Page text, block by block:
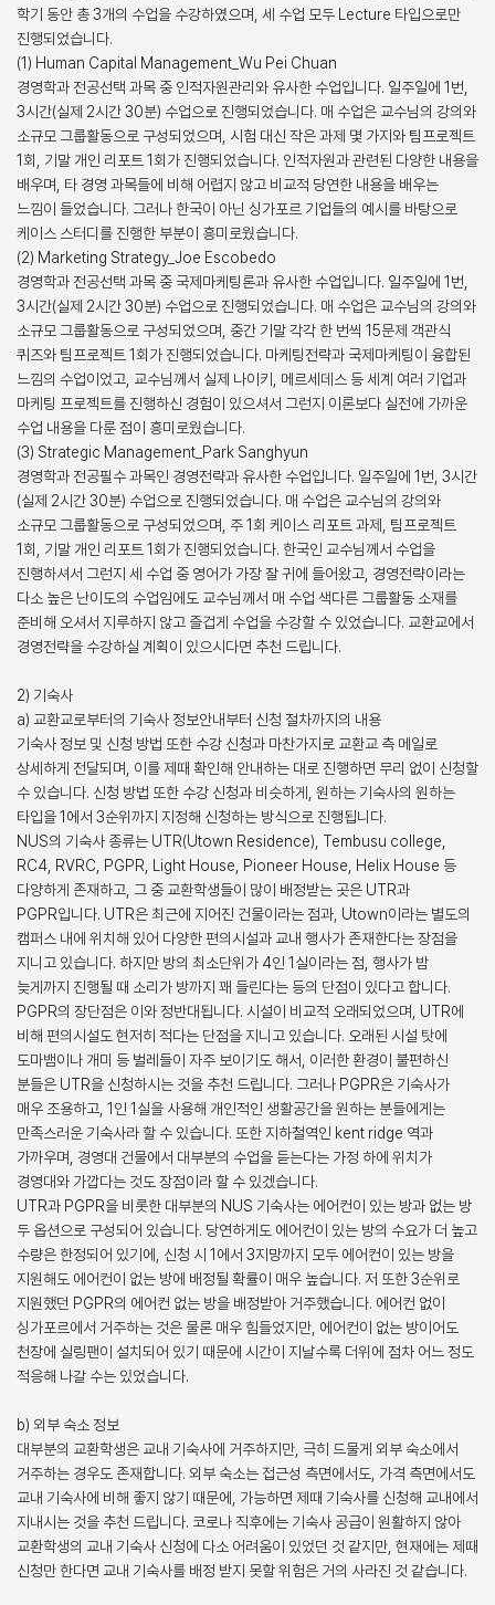
학기 동안 총 3개의 수업을 수강하였으며, 세 수업 모두 Lecture 타입으로만
진행되었습니다.
(1) Human Capital Management_Wu Pei Chuan
경영학과 전공선택 과목 중 인적자원관리와 유사한 수업입니다. 일주일에 1번,
3시간(실제 2시간 30분) 수업으로 진행되었습니다. 매 수업은 교수님의 강의와
소규모 그룹활동으로 구성되었으며, 시험 대신 작은 과제 몇 가지와 팀프로젝트
1회, 기말 개인 리포트 1회가 진행되었습니다. 인적자원과 관련된 다양한 내용을
배우며, 타 경영 과목들에 비해 어렵지 않고 비교적 당연한 내용을 배우는
느낌이 들었습니다. 그러나 한국이 아닌 싱가포르 기업들의 예시를 바탕으로
케이스 스터디를 진행한 부분이 흥미로웠습니다.
(2) Marketing Strategy_Joe Escobedo
경영학과 전공선택 과목 중 국제마케팅론과 유사한 수업입니다. 일주일에 1번,
3시간(실제 2시간 30분) 수업으로 진행되었습니다. 매 수업은 교수님의 강의와
소규모 그룹활동으로 구성되었으며, 중간 기말 각각 한 번씩 15문제 객관식
퀴즈와 팀프로젝트 1회가 진행되었습니다. 마케팅전략과 국제마케팅이 융합된
느낌의 수업이었고, 교수님께서 실제 나이키, 메르세데스 등 세계 여러 기업과
마케팅 프로젝트를 진행하신 경험이 있으셔서 그런지 이론보다 실전에 가까운
수업 내용을 다룬 점이 흥미로웠습니다.
(3) Strategic Management_Park Sanghyun
경영학과 전공필수 과목인 경영전략과 유사한 수업입니다. 일주일에 1번, 3시간
(실제 2시간 30분) 수업으로 진행되었습니다. 매 수업은 교수님의 강의와
소규모 그룹활동으로 구성되었으며, 주 1회 케이스 리포트 과제, 팀프로젝트
1회, 기말 개인 리포트 1회가 진행되었습니다. 한국인 교수님께서 수업을
진행하셔서 그런지 세 수업 중 영어가 가장 잘 귀에 들어왔고, 경영전략이라는
다소 높은 난이도의 수업임에도 교수님께서 매 수업 색다른 그룹활동 소재를
준비해 오셔서 지루하지 않고 즐겁게 수업을 수강할 수 있었습니다. 교환교에서
경영전략을 수강하실 계획이 있으시다면 추천 드립니다.
2) 기숙사
a) 교환교로부터의 기숙사 정보안내부터 신청 절차까지의 내용
기숙사 정보 및 신청 방법 또한 수강 신청과 마찬가지로 교환교 측 메일로
상세하게 전달되며, 이를 제때 확인해 안내하는 대로 진행하면 무리 없이 신청할
수 있습니다. 신청 방법 또한 수강 신청과 비슷하게, 원하는 기숙사의 원하는
타입을 1에서 3순위까지 지정해 신청하는 방식으로 진행됩니다.
NUS의 기숙사 종류는 UTR(Utown Residence), Tembusu college,
RC4, RVRC, PGPR, Light House, Pioneer House, Helix House 등
다양하게 존재하고, 그 중 교환학생들이 많이 배정받는 곳은 UTR과
PGPR입니다. UTR은 최근에 지어진 건물이라는 점과, Utown이라는 별도의
캠퍼스 내에 위치해 있어 다양한 편의시설과 교내 행사가 존재한다는 장점을
지니고 있습니다. 하지만 방의 최소단위가 4인 1실이라는 점, 행사가 밤
늦게까지 진행될 때 소리가 방까지 꽤 들린다는 등의 단점이 있다고 합니다.
PGPR의 장단점은 이와 정반대됩니다. 시설이 비교적 오래되었으며, UTR에
비해 편의시설도 현저히 적다는 단점을 지니고 있습니다. 오래된 시설 탓에
도마뱀이나 개미 등 벌레들이 자주 보이기도 해서, 이러한 환경이 불편하신
분들은 UTR을 신청하시는 것을 추천 드립니다. 그러나 PGPR은 기숙사가
매우 조용하고, 1인 1실을 사용해 개인적인 생활공간을 원하는 분들에게는
만족스러운 기숙사라 할 수 있습니다. 또한 지하철역인 kent ridge 역과
가까우며, 경영대 건물에서 대부분의 수업을 듣는다는 가정 하에 위치가
경영대와 가깝다는 것도 장점이라 할 수 있겠습니다.
UTR과 PGPR을 비롯한 대부분의 NUS 기숙사는 에어컨이 있는 방과 없는 방
두 옵션으로 구성되어 있습니다. 당연하게도 에어컨이 있는 방의 수요가 더 높고
수량은 한정되어 있기에, 신청 시 1에서 3지망까지 모두 에어컨이 있는 방을
지원해도 에어컨이 없는 방에 배정될 확률이 매우 높습니다. 저 또한 3순위로
지원했던 PGPR의 에어컨 없는 방을 배정받아 거주했습니다. 에어컨 없이
싱가포르에서 거주하는 것은 물론 매우 힘들었지만, 에어컨이 없는 방이어도
천장에 실링팬이 설치되어 있기 때문에 시간이 지날수록 더위에 점차 어느 정도
적응해 나갈 수는 있었습니다.
b) 외부 숙소 정보
대부분의 교환학생은 교내 기숙사에 거주하지만, 극히 드물게 외부 숙소에서
거주하는 경우도 존재합니다. 외부 숙소는 접근성 측면에서도, 가격 측면에서도
교내 기숙사에 비해 좋지 않기 때문에, 가능하면 제때 기숙사를 신청해 교내에서
지내시는 것을 추천 드립니다. 코로나 직후에는 기숙사 공급이 원활하지 않아
교환학생의 교내 기숙사 신청에 다소 어려움이 있었던 것 같지만, 현재에는 제때
신청만 한다면 교내 기숙사를 배정 받지 못할 위험은 거의 사라진 것 같습니다.